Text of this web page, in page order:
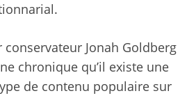
Jonah Goldberg
chronique qu’il existe une
de contenu populaire sur